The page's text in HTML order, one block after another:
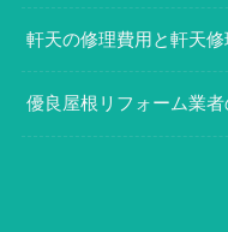
軒天の修理費用と軒天
優良屋根リフォーム業